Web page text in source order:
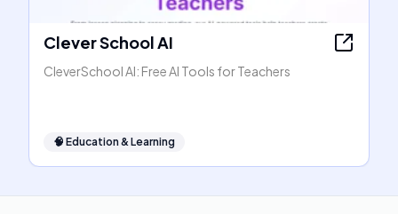
Clever School AI
CleverSchool AI: Free AI Tools for Teachers
🧠 Education & Learning